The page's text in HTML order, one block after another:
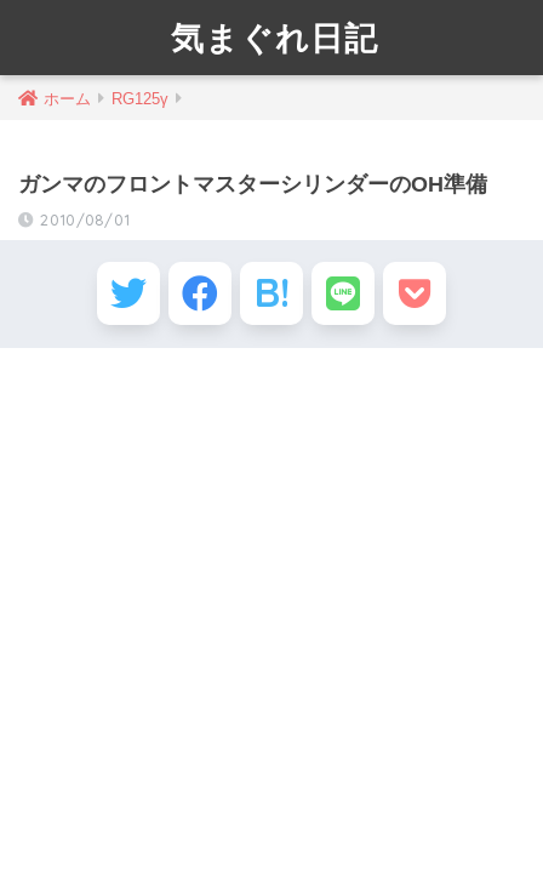
気まぐれ日記
ホーム RG125γ
ガンマのフロントマスターシリンダーのOH準備
2010/08/01